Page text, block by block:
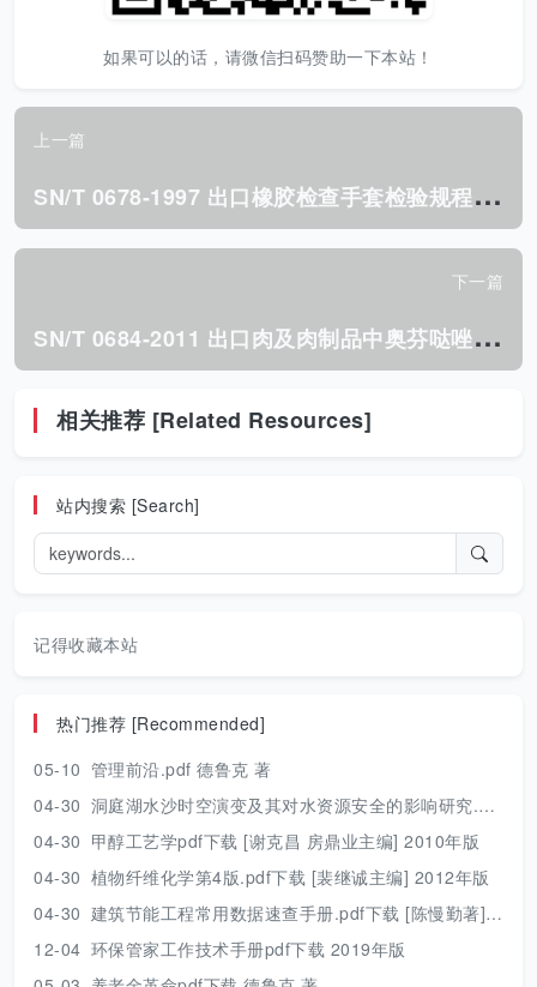
如果可以的话，请微信扫码赞助一下本站！
上一篇
S
N/T 0678-1997 出口橡胶检查手套检验规程.pdf
下一篇
S
N/T 0684-2011 出口肉及肉制品中奥芬哒唑、芬苯哒唑、 苯硫胍及奥芬哒唑砜残留量检测方法 液相色谱-质谱/质谱法.pdf
相关推荐 [Related Resources]
站内搜索 [Search]
记得收藏本站
热门推荐 [Recommended]
05-10 管理前沿.pdf 德鲁克 著
04-30 洞庭湖水沙时空演变及其对水资源安全的影响研究.pdf 胡光伟 著 2017年版
04-30 甲醇工艺学pdf下载 [谢克昌 房鼎业主编] 2010年版
04-30 植物纤维化学第4版.pdf下载 [裴继诚主编] 2012年版
04-30 建筑节能工程常用数据速查手册.pdf下载 [陈慢勤著] 2010年版
12-04 环保管家工作技术手册pdf下载 2019年版